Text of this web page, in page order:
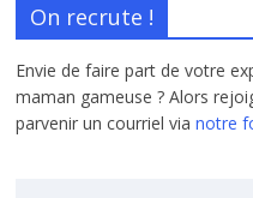
On recrute !
Envie de faire part de votre
maman gameuse ? Alors
parvenir un courriel vianotre